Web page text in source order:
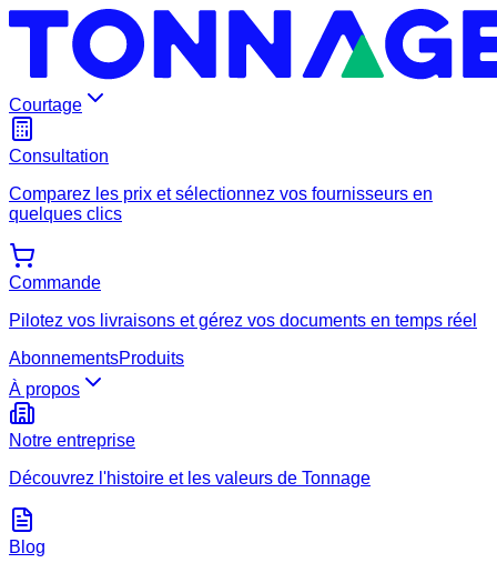
Courtage
Consultation
Comparez les prix et sélectionnez vos fournisseurs en
quelques clics
Commande
Pilotez vos livraisons et gérez vos documents en temps réel
AbonnementsProduits
À propos
Notre entreprise
Découvrez l'histoire et les valeurs de Tonnage
Blog